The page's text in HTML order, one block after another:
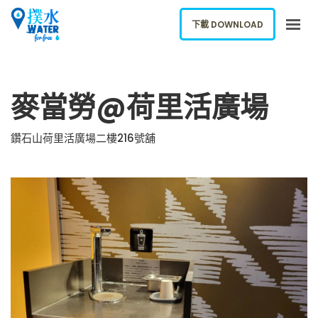
下載應用
網誌
ENGLISH
下載 DOWNLOAD
麥當勞@荷里活廣場
鑽石山荷里活廣場二樓216號舖
下載 DOWNLOAD